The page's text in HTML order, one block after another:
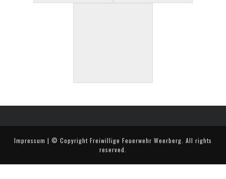
Impressum | © Copyright Freiwillige Feuerwehr Weerberg . All rights
reserved.